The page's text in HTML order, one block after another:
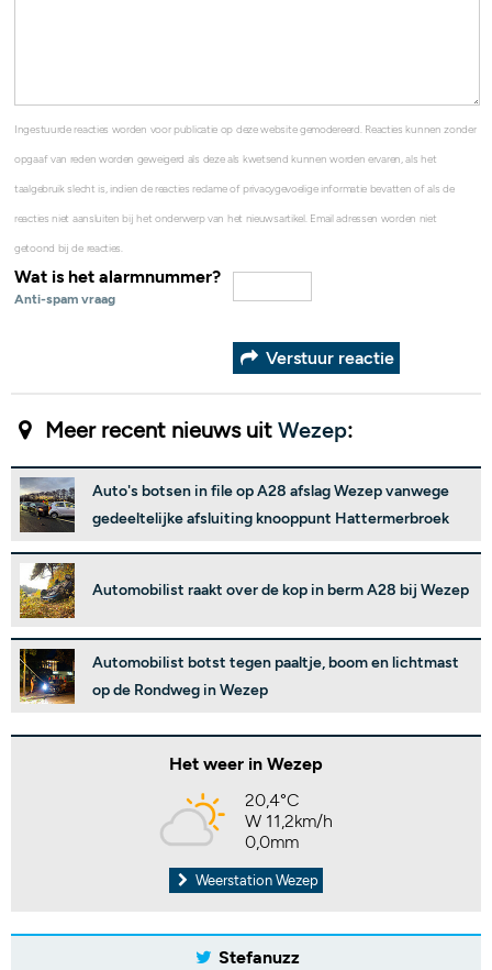
Ingestuurde reacties worden voor publicatie op deze website gemodereerd. Reacties kunnen zonder
opgaaf van reden worden geweigerd als deze als kwetsend kunnen worden ervaren, als het
taalgebruik slecht is, indien de reacties reclame of privacygevoelige informatie bevatten of als de
reacties niet aansluiten bij het onderwerp van het nieuwsartikel. Email adressen worden niet
getoond bij de reacties.
Wat is het alarmnummer?
Anti-spam vraag
Verstuur reactie
Meer recent nieuws uit Wezep:
Auto's botsen in file op A28 afslag Wezep vanwege
gedeeltelijke afsluiting knooppunt Hattermerbroek
Automobilist raakt over de kop in berm A28 bij Wezep
Automobilist botst tegen paaltje, boom en lichtmast
op de Rondweg in Wezep
Het weer in Wezep
20,4°C
W 11,2km/h
0,0mm
Weerstation Wezep
Stefanuzz